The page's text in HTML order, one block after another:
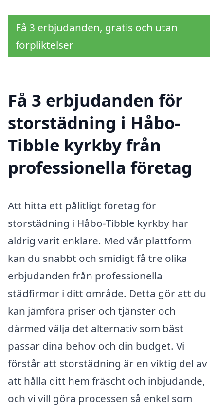
Få 3 erbjudanden, gratis och utan
förpliktelser
Få 3 erbjudanden för
storstädning i Håbo-
Tibble kyrkby från
professionella företag
Att hitta ett pålitligt företag för
storstädning i Håbo-Tibble kyrkby har
aldrig varit enklare. Med vår plattform
kan du snabbt och smidigt få tre olika
erbjudanden från professionella
städfirmor i ditt område. Detta gör att du
kan jämföra priser och tjänster och
därmed välja det alternativ som bäst
passar dina behov och din budget. Vi
förstår att storstädning är en viktig del av
att hålla ditt hem fräscht och inbjudande,
och vi vill göra processen så enkel som